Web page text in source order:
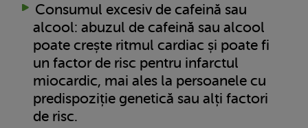
Consumul excesiv de cafeină sau
alcool: abuzul de cafeină sau alcool
poate crește ritmul cardiac și poate fi
un factor de risc pentru infarctul
miocardic, mai ales la persoanele cu
predispoziție genetică sau alți factori
de risc.